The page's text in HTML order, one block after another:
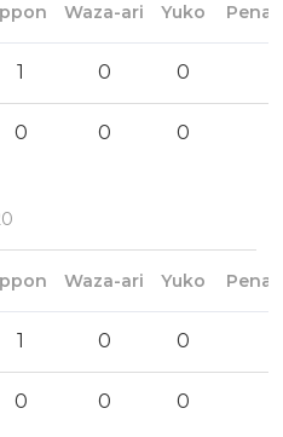
Waza-ari Yuko
1 0 0
0 0 0
Waza-ari Yuko
1 0 0
0 0 0